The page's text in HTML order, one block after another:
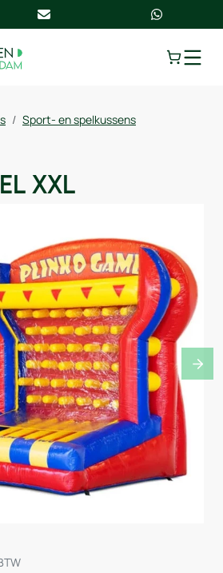
Sport- en spelkussens
XXL
Next